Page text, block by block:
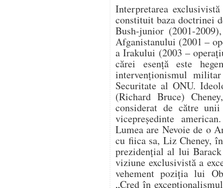
Interpretarea
constituit baza doctrinei
Bush-junior (2001-
Afganistanului (2001 –
a Irakului (2003 –
cărei esență este
intervenționismul
Securitate al ONU.
(Richard Bruce)
considerat de către
vicepreședinte
Lumea are Nevoie de o
cu fiica sa, Liz Cheney,
prezidențial al lui Barack
viziune exclusivistă a
vehement poziția lui
„Cred în